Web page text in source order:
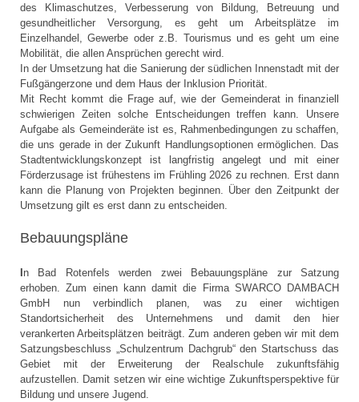
des Klimaschutzes, Verbesserung von Bildung, Betreuung und
gesundheitlicher Versorgung, es geht um Arbeitsplätze im
Einzelhandel, Gewerbe oder z.B. Tourismus und es geht um eine
Mobilität, die allen Ansprüchen gerecht wird.
In der Umsetzung hat die Sanierung der südlichen Innenstadt mit der
Fußgängerzone und dem Haus der Inklusion Priorität.
Mit Recht kommt die Frage auf, wie der Gemeinderat in finanziell
schwierigen Zeiten solche Entscheidungen treffen kann. Unsere
Aufgabe als Gemeinderäte ist es, Rahmenbedingungen zu schaffen,
die uns gerade in der Zukunft Handlungsoptionen ermöglichen. Das
Stadtentwicklungskonzept ist langfristig angelegt und mit einer
Förderzusage ist frühestens im Frühling 2026 zu rechnen. Erst dann
kann die Planung von Projekten beginnen. Über den Zeitpunkt der
Umsetzung gilt es erst dann zu entscheiden.
Bebauungspläne
n Bad Rotenfels werden zwei Bebauungspläne zur Satzung
erhoben. Zum einen kann damit die Firma SWARCO DAMBACH
GmbH nun verbindlich planen, was zu einer wichtigen
Standortsicherheit des Unternehmens und damit den hier
verankerten Arbeitsplätzen beiträgt. Zum anderen geben wir mit dem
Satzungsbeschluss „Schulzentrum Dachgrub“ den Startschuss das
Gebiet mit der Erweiterung der Realschule zukunftsfähig
aufzustellen. Damit setzen wir eine wichtige Zukunftsperspektive für
Bildung und unsere Jugend.